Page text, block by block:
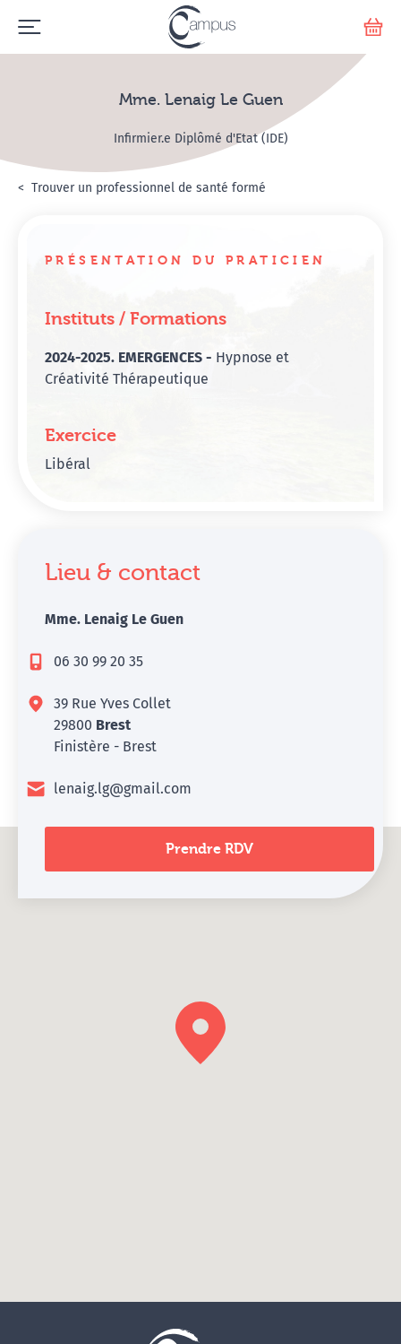
Mme. Lenaig Le Guen
Infirmier.e Diplômé d'Etat (IDE)
Accueil
Annuaire Hypnosanté
Trouver un professionnel de santé formé
PRÉSENTATION DU PRATICIEN
Instituts / Formations
2024-2025. EMERGENCES - Hypnose et
Créativité Thérapeutique
Exercice
Libéral
Lieu & contact
Mme. Lenaig Le Guen
06 30 99 20 35
39 Rue Yves Collet
29800 Brest
Finistère - Brest
lenaig.lg@gmail.com
Prendre RDV